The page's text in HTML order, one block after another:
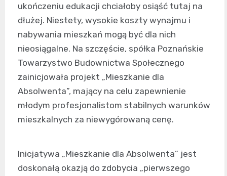
ukończeniu edukacji chciałoby osiąść tutaj na
dłużej. Niestety, wysokie koszty wynajmu i
nabywania mieszkań mogą być dla nich
nieosiągalne. Na szczęście, spółka Poznańskie
Towarzystwo Budownictwa Społecznego
zainicjowała projekt „Mieszkanie dla
Absolwenta”, mający na celu zapewnienie
młodym profesjonalistom stabilnych warunków
mieszkalnych za niewygórowaną cenę.
Inicjatywa „Mieszkanie dla Absolwenta” jest
doskonałą okazją do zdobycia „pierwszego